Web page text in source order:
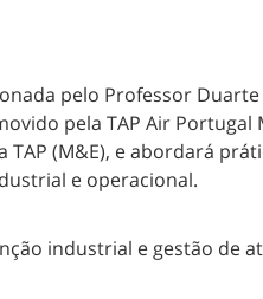
pelo Professor
pela TAP Air Portugal
TAP (M&E), e abordará
e operacional.
industrial e gestão de